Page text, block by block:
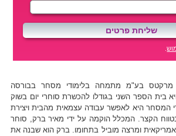
.
מרקטס בע"מ מתמחה בלימודי מסחר בבורסה
בית הספר השני בגודלו להכשרת סוחרי יום בשוק
המסחר היא לאפשר עבודה עצמאית מהבית ויצירת
הקצר. המכלל הוקמה על ידי מאיר ברק, סוחר
ומרצה מוביל בתחומו. ברק הוא שבנה את